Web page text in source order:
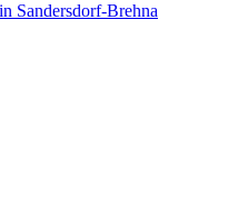
Sandersdorf-Brehna